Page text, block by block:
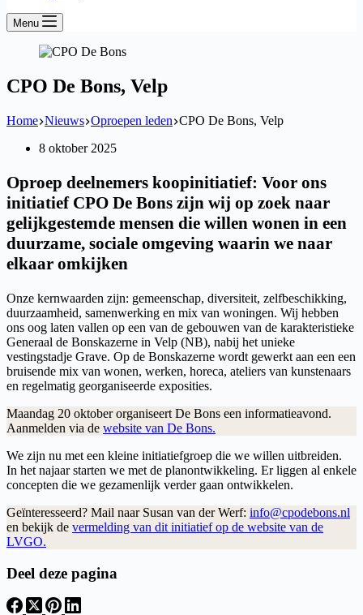
Menu
CPO De Bons, Velp
Home Nieuws Oproepen leden CPO De Bons, Velp
8 oktober 2025
Oproep deelnemers koopinitiatief: Voor ons
initiatief CPO De Bons zijn wij op zoek naar
gelijkgestemde mensen die willen wonen in een
duurzame, sociale omgeving waarin we naar
elkaar omkijken
Onze kernwaarden zijn: gemeenschap, diversiteit, zelfbeschikking,
duurzaamheid, samenwerking en mix van woningen. Wij hebben
ons oog laten vallen op een van de gebouwen van de karakteristieke
Generaal de Bonskazerne in Velp (NB), nabij het unieke
vestingstadje Grave. Op de Bonskazerne wordt gewerkt aan een een
bruisende mix van wonen, werken, horeca, ateliers van kunstenaars
en regelmatig georganiseerde exposities.
Maandag 20 oktober organiseert De Bons een informatieavond.
Aanmelden via de website van De Bons.
We zijn nu met een kleine initiatiefgroep die we willen uitbreiden.
In het najaar starten we met de planontwikkeling. Er liggen al enkele
concepten die we gezamenlijk verder gaan ontwikkelen.
Geïnteresseerd? Mail naar Susan van der Werf: info@cpodebons.nl
en bekijk de vermelding van dit initiatief op de website van de
LVGO.
Deel deze pagina